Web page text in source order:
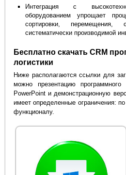
Интеграция с
оборудованием упрощает
сортировки, перемещения,
систематически производимой
Бесплатно скачать CRM
логистики
Ниже располагаются ссылки для
можно презентацию
PowerPoint и демонстрационную
имеет определенные ограничения:
функционалу.